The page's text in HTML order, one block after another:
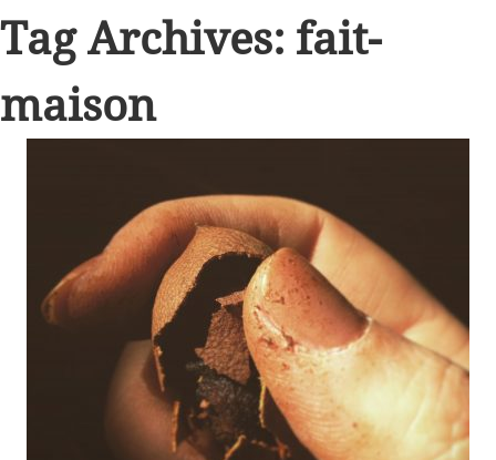
Tag Archives: fait-
maison